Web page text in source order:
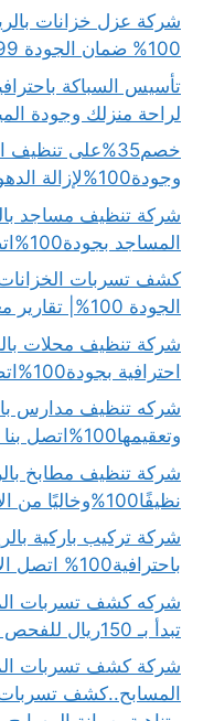
100% ضمان الجودة 99% اتصل بنا الان
لراحة منزلك وجودة
خصم35%على
وجودة100%لإزالة الدهون والشحوم اتصل بنا الان
المساجد بجودة100%اتصل بنا الان
الجودة 100%| تقارير معتمدة
احترافية بجودة100%اتصل بنا
وتعقيمها100%اتصل بنا الان
شركة تنظيف مطابخ
نظيفًا100%وخاليًا من الأوساخ والدهون بـ40%خصم
باحترافية100% اتصل الان
شركه كشف تسربات
تبدأ بـ 150ريال للفحص المبدئي
شركة كشف تسربات
المسابح..كشف تسربات